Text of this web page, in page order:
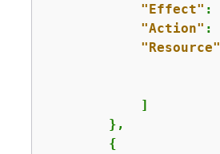
"Effect" :
"Action" :
"Resource"
            ]
        },
{